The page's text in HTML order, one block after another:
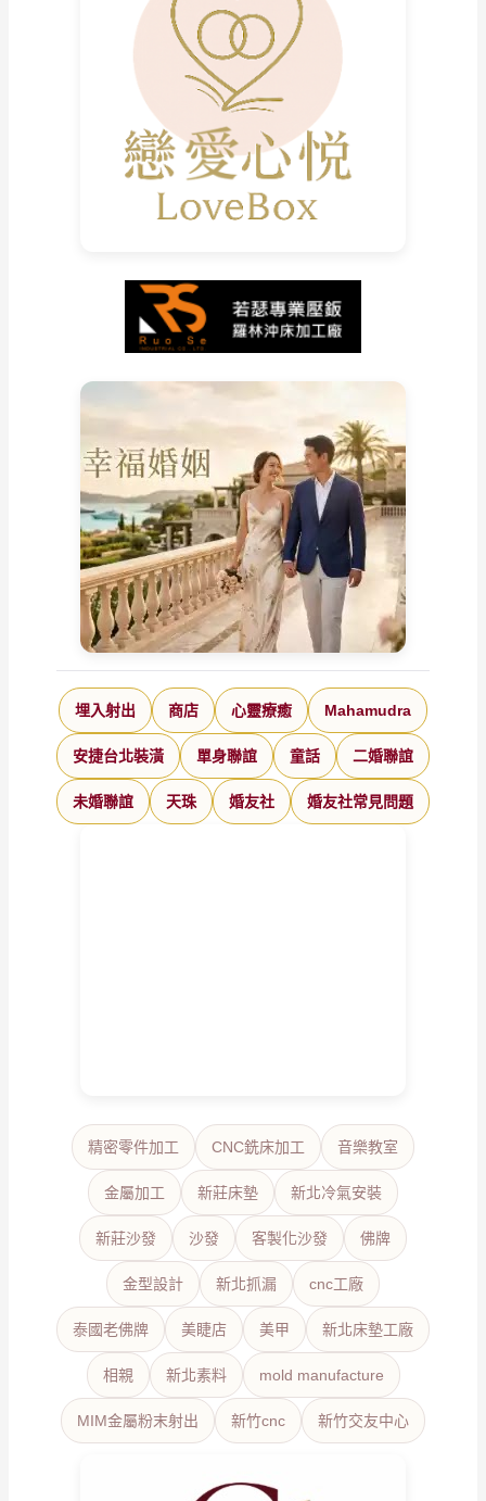
埋入射出 商店 心靈療癒 Mahamudra
安捷台北裝潢 單身聯誼 童話 二婚聯誼
未婚聯誼 天珠 婚友社 婚友社常見問題
精密零件加工 CNC銑床加工 音樂教室
金屬加工 新莊床墊 新北冷氣安裝
新莊沙發 沙發 客製化沙發 佛牌
金型設計 新北抓漏 cnc工廠
泰國老佛牌 美睫店 美甲 新北床墊工廠
相親 新北素料 mold manufacture
MIM金屬粉末射出 新竹cnc 新竹交友中心